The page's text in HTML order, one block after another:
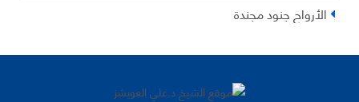
الأرواح جنود مجندة